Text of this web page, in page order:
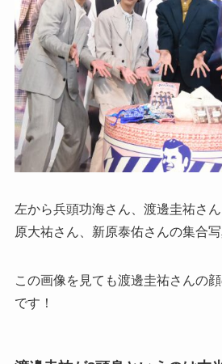
左から兵頭功海さん、渡邊圭祐さ
原大祐さん、新原泰佑さんの集合写
この画像を見ても渡邊圭祐さんの
です！